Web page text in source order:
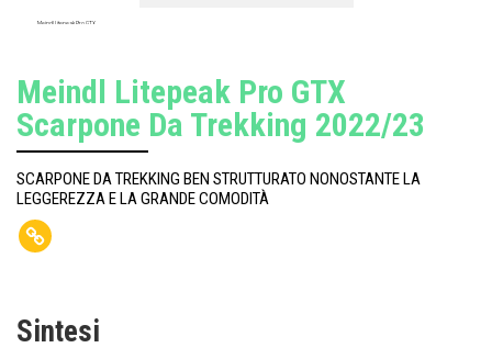
Meindl Litepeak Pro GTX
Meindl Litepeak Pro GTX
Scarpone Da Trekking 2022/23
SCARPONE DA TREKKING BEN STRUTTURATO NONOSTANTE LA
LEGGEREZZA E LA GRANDE COMODITÀ
Sintesi